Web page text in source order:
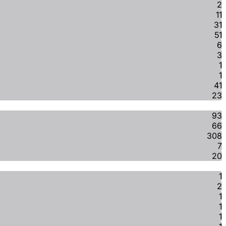
2
11
31
51
6
3
1
1
41
23
93
66
308
7
20
1
2
1
1
1